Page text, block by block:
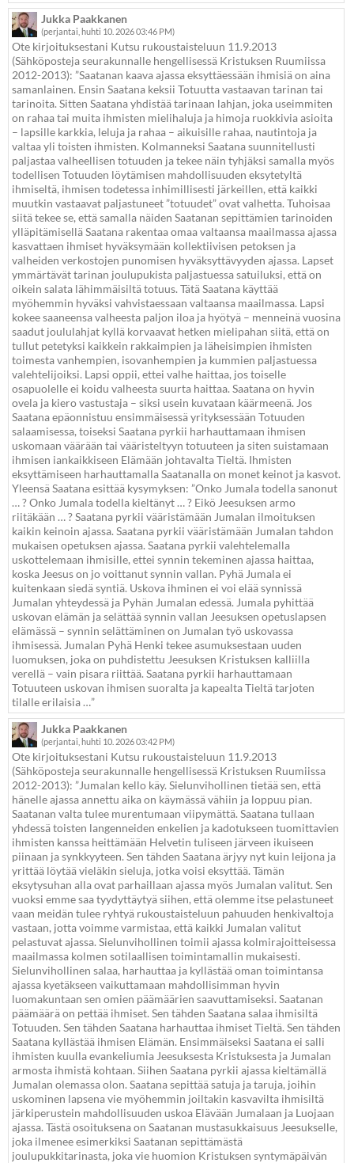
Jukka Paakkanen
(perjantai, huhti 10. 2026 03:46 PM)
Ote kirjoituksestani Kutsu rukoustaisteluun 11.9.2013
(Sähköposteja seurakunnalle hengellisessä Kristuksen Ruumiissa
2012-2013): ”Saatanan kaava ajassa eksyttäessään ihmisiä on aina
samanlainen. Ensin Saatana keksii Totuutta vastaavan tarinan tai
tarinoita. Sitten Saatana yhdistää tarinaan lahjan, joka useimmiten
on rahaa tai muita ihmisten mielihaluja ja himoja ruokkivia asioita
– lapsille karkkia, leluja ja rahaa – aikuisille rahaa, nautintoja ja
valtaa yli toisten ihmisten. Kolmanneksi Saatana suunnitellusti
paljastaa valheellisen totuuden ja tekee näin tyhjäksi samalla myös
todellisen Totuuden löytämisen mahdollisuuden eksytetyltä
ihmiseltä, ihmisen todetessa inhimillisesti järkeillen, että kaikki
muutkin vastaavat paljastuneet ”totuudet” ovat valhetta. Tuhoisaa
siitä tekee se, että samalla näiden Saatanan sepittämien tarinoiden
ylläpitämisellä Saatana rakentaa omaa valtaansa maailmassa ajassa
kasvattaen ihmiset hyväksymään kollektiivisen petoksen ja
valheiden verkostojen punomisen hyväksyttävyyden ajassa. Lapset
ymmärtävät tarinan joulupukista paljastuessa satuiluksi, että on
oikein salata lähimmäisiltä totuus. Tätä Saatana käyttää
myöhemmin hyväksi vahvistaessaan valtaansa maailmassa. Lapsi
kokee saaneensa valheesta paljon iloa ja hyötyä – menneinä vuosina
saadut joululahjat kyllä korvaavat hetken mielipahan siitä, että on
tullut petetyksi kaikkein rakkaimpien ja läheisimpien ihmisten
toimesta vanhempien, isovanhempien ja kummien paljastuessa
valehtelijoiksi. Lapsi oppii, ettei valhe haittaa, jos toiselle
osapuolelle ei koidu valheesta suurta haittaa. Saatana on hyvin
ovela ja kiero vastustaja – siksi usein kuvataan käärmeenä. Jos
Saatana epäonnistuu ensimmäisessä yrityksessään Totuuden
salaamisessa, toiseksi Saatana pyrkii harhauttamaan ihmisen
uskomaan väärään tai vääristeltyyn totuuteen ja siten suistamaan
ihmisen iankaikkiseen Elämään johtavalta Tieltä. Ihmisten
eksyttämiseen harhauttamalla Saatanalla on monet keinot ja kasvot.
Yleensä Saatana esittää kysymyksen: ”Onko Jumala todella sanonut
… ? Onko Jumala todella kieltänyt … ? Eikö Jeesuksen armo
riitäkään … ? Saatana pyrkii vääristämään Jumalan ilmoituksen
kaikin keinoin ajassa. Saatana pyrkii vääristämään Jumalan tahdon
mukaisen opetuksen ajassa. Saatana pyrkii valehtelemalla
uskottelemaan ihmisille, ettei synnin tekeminen ajassa haittaa,
koska Jeesus on jo voittanut synnin vallan. Pyhä Jumala ei
kuitenkaan siedä syntiä. Uskova ihminen ei voi elää synnissä
Jumalan yhteydessä ja Pyhän Jumalan edessä. Jumala pyhittää
uskovan elämän ja selättää synnin vallan Jeesuksen opetuslapsen
elämässä – synnin selättäminen on Jumalan työ uskovassa
ihmisessä. Jumalan Pyhä Henki tekee asumuksestaan uuden
luomuksen, joka on puhdistettu Jeesuksen Kristuksen kalliilla
verellä – vain pisara riittää. Saatana pyrkii harhauttamaan
Totuuteen uskovan ihmisen suoralta ja kapealta Tieltä tarjoten
tilalle erilaisia …”
Jukka Paakkanen
(perjantai, huhti 10. 2026 03:42 PM)
Ote kirjoituksestani Kutsu rukoustaisteluun 11.9.2013
(Sähköposteja seurakunnalle hengellisessä Kristuksen Ruumiissa
2012-2013): ”Jumalan kello käy. Sielunvihollinen tietää sen, että
hänelle ajassa annettu aika on käymässä vähiin ja loppuu pian.
Saatanan valta tulee murentumaan viipymättä. Saatana tullaan
yhdessä toisten langenneiden enkelien ja kadotukseen tuomittavien
ihmisten kanssa heittämään Helvetin tuliseen järveen ikuiseen
piinaan ja synkkyyteen. Sen tähden Saatana ärjyy nyt kuin leijona ja
yrittää löytää vieläkin sieluja, jotka voisi eksyttää. Tämän
eksytysuhan alla ovat parhaillaan ajassa myös Jumalan valitut. Sen
vuoksi emme saa tyydyttäytyä siihen, että olemme itse pelastuneet
vaan meidän tulee ryhtyä rukoustaisteluun pahuuden henkivaltoja
vastaan, jotta voimme varmistaa, että kaikki Jumalan valitut
pelastuvat ajassa. Sielunvihollinen toimii ajassa kolmirajoitteisessa
maailmassa kolmen sotilaallisen toimintamallin mukaisesti.
Sielunvihollinen salaa, harhauttaa ja kyllästää oman toimintansa
ajassa kyetäkseen vaikuttamaan mahdollisimman hyvin
luomakuntaan sen omien päämäärien saavuttamiseksi. Saatanan
päämäärä on pettää ihmiset. Sen tähden Saatana salaa ihmisiltä
Totuuden. Sen tähden Saatana harhauttaa ihmiset Tieltä. Sen tähden
Saatana kyllästää ihmisen Elämän. Ensimmäiseksi Saatana ei salli
ihmisten kuulla evankeliumia Jeesuksesta Kristuksesta ja Jumalan
armosta ihmistä kohtaan. Siihen Saatana pyrkii ajassa kieltämällä
Jumalan olemassa olon. Saatana sepittää satuja ja taruja, joihin
uskominen lapsena vie myöhemmin joiltakin kasvavilta ihmisiltä
järkiperustein mahdollisuuden uskoa Elävään Jumalaan ja Luojaan
ajassa. Tästä osoituksena on Saatanan mustasukkaisuus Jeesukselle,
joka ilmenee esimerkiksi Saatanan sepittämästä
joulupukkitarinasta, joka vie huomion Kristuksen syntymäpäivän